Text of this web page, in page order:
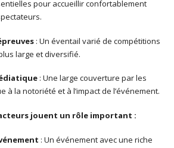
pour accueillir confortablement
: Un éventail varié de compétitions
large et diversifié.
: Une large couverture par les
à la notoriété et à l’impact de l’événement.
jouent un rôle important :
: Un événement avec une riche